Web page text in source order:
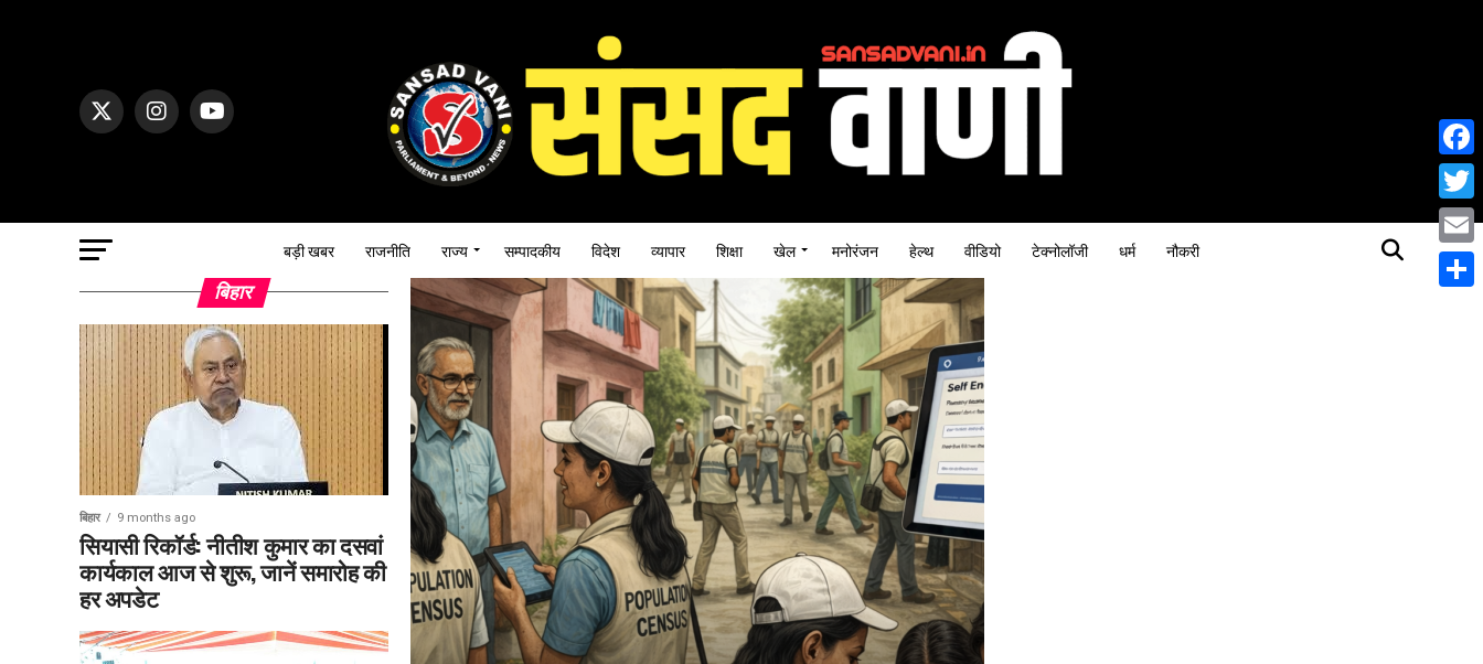
बड़ी खबर राजनीति राज्य सम्पादकीय विदेश व्यापार शिक्षा खेल मनोरंजन हेल्थ वीडियो टेक्नोलॉजी धर्म नौकरी
बिहार
बिहार 9 months ago
सियासी रिकॉर्ड: नीतीश कुमार का दसवां
कार्यकाल आज से शुरू, जानें समारोह की
हर अपडेट
Email